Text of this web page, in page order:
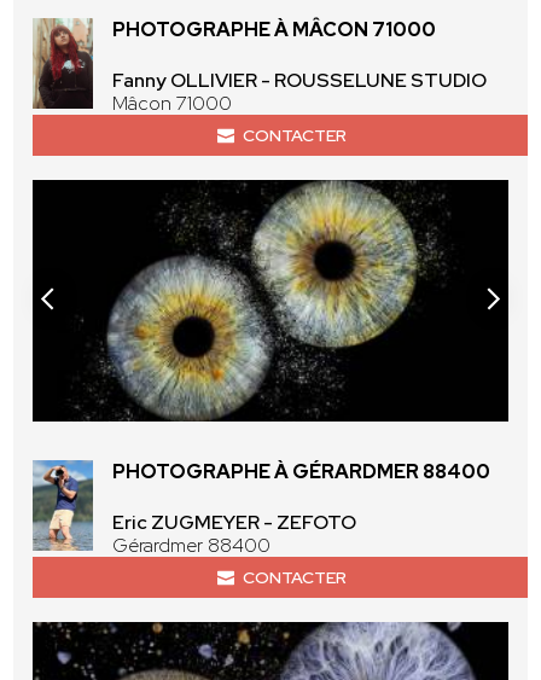
PHOTOGRAPHE À MÂCON 71000
Fanny OLLIVIER - ROUSSELUNE STUDIO
Mâcon 71000
CONTACTER
PHOTOGRAPHE À GÉRARDMER 88400
Eric ZUGMEYER - ZEFOTO
Gérardmer 88400
CONTACTER